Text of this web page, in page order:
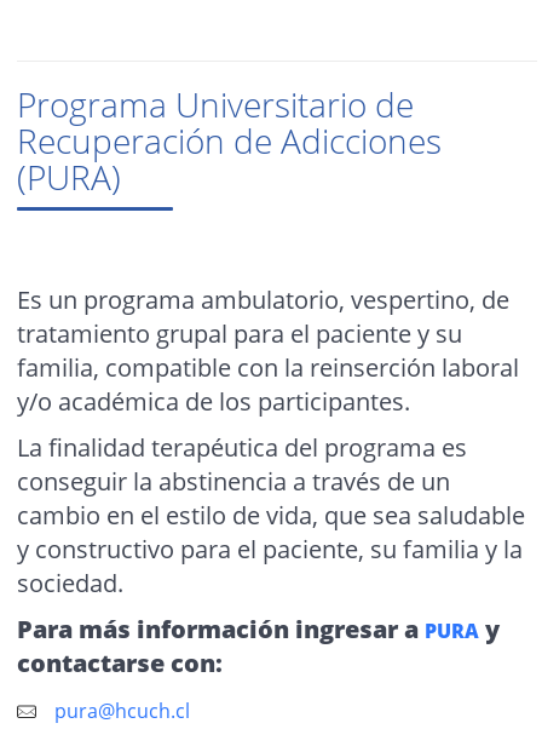
Programa Universitario de
Recuperación de Adicciones
(PURA)
Es un programa ambulatorio, vespertino, de
tratamiento grupal para el paciente y su
familia, compatible con la reinserción laboral
y/o académica de los participantes.
La finalidad terapéutica del programa es
conseguir la abstinencia a través de un
cambio en el estilo de vida, que sea saludable
y constructivo para el paciente, su familia y la
sociedad.
Para más información ingresar a PURA y
contactarse con:
pura@hcuch.cl